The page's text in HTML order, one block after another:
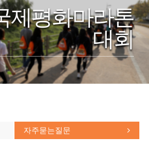
제평화마라톤
대회
자주묻는질문